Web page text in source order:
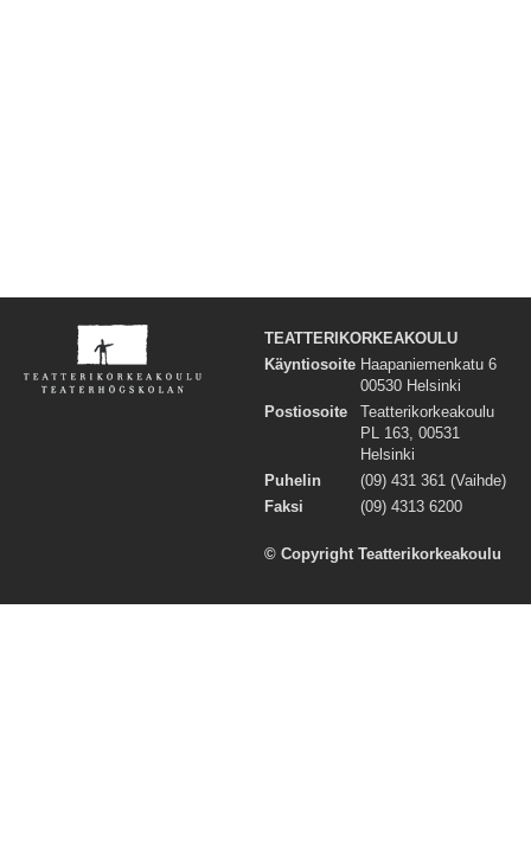
TEATTERIKORKEAKOULU
Käyntiosoite Haapaniemenkatu 6
00530 Helsinki
Postiosoite
Teatterikorkeakoulu
PL 163, 00531
Helsinki
Puhelin
(09) 431 361 (Vaihde)
Faksi
(09) 4313 6200
© Copyright Teatterikorkeakoulu